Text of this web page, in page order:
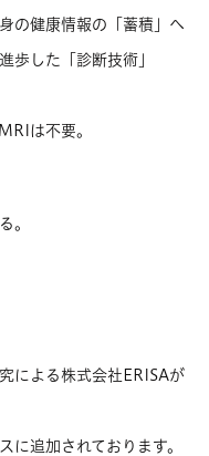
の健康情報の「蓄積」へ
歩した「診断技術」
は不要。
。
による株式会社ERISAが
に追加されております。